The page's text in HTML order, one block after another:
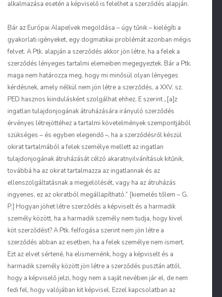
alkalmazása esetén a képviselő is felelhet a szerződés alapján.
Bár az Európai Alapelvek megoldása – úgy tűnik – kielégíti a
gyakorlati igényeket, egy dogmatikai problémát azonban mégis
felvet. A Ptk. alapján a szerződés akkor jön létre, ha a felek a
szerződés lényeges tartalmi elemeiben megegyeztek. Bár a Ptk.
maga nem határozza meg, hogy mi minősül olyan lényeges
kérdésnek, amely nélkül nem jön létre a szerződés, a XXV. sz.
PED hasznos kiindulásként szolgálhat ehhez. E szerint „[a]z
ingatlan tulajdonjogának átruházására irányuló szerződés
érvényes létrejöttéhez a tartalmi követelmények szempontjából
szükséges – és egyben elegendő –, ha a szerződésről készül
okirat tartalmából a felek személye mellett az ingatlan
tulajdonjogának átruházását célzó akaratnyilvánításuk kitűnik,
továbbá ha az okirat tartalmazza az ingatlannak és az
ellenszolgáltatásnak a megjelölését, vagy ha az átruházás
ingyenes, ez az okiratból megállapítható.” [kiemelés tőlem – G.
P.] Hogyan jöhet létre szerződés a képviselt és a harmadik
személy között, ha a harmadik személy nem tudja, hogy kivel
köt szerződést? A Ptk. felfogása szerint nem jön létre a
szerződés abban az esetben, ha a felek személye nem ismert.
Ezt az elvet sértené, ha elismernénk, hogy a képviselt és a
harmadik személy között jön létre a szerződés pusztán attól,
hogy a képviselő jelzi, hogy nem a saját nevében jár el, de nem
fedi fel, hogy valójában kit képvisel. Ezzel kapcsolatban az